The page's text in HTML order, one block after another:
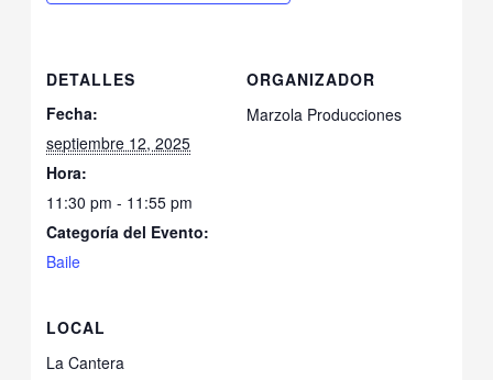
DETALLES
Fecha:
septiembre 12, 2025
Hora:
11:30 pm - 11:55 pm
Categoría del Evento:
Baile
ORGANIZADOR
Marzola Producciones
LOCAL
La Cantera